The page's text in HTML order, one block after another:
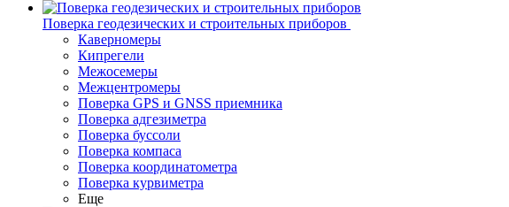
Поверка геодезических и строительных приборов
Каверномеры
Кипрегели
Межосемеры
Межцентромеры
Поверка GPS и GNSS приемника
Поверка адгезиметра
Поверка буссоли
Поверка компаса
Поверка координатометра
Поверка курвиметра
Еще